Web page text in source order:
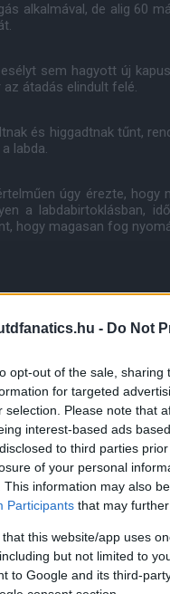
- Do Not
opt-out of the sale,
for targeted
selection. Please note that
interest-based ads
to third parties
of your personal
This information may also
Participants that may
that this website/app uses
but not limited to
to Google and its third-
consent section.
alkalmával, de alig 60
sem hagyott új
átadás elindult felé.
és higgadtnak tűnt,
labda.
úgy érezte, hogy
a labdabirtoklásban,
hogy magasan fog
hárítania, miután a
illeti - egy remekül
az előnyt.
amikor a
feljebb, majd ismét
amellyel alig egy
(Bruno Fernandes volt